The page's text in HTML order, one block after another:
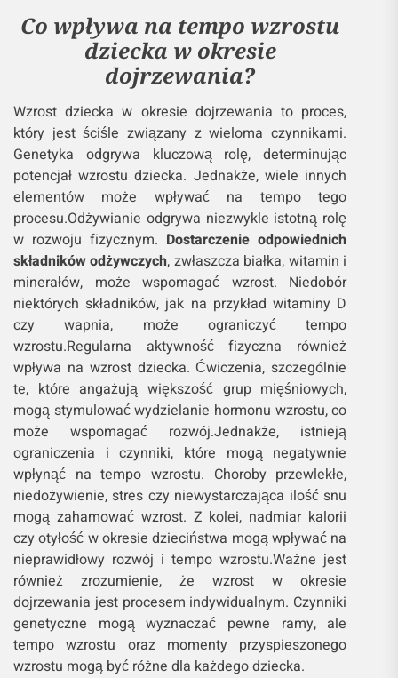
Co wpływa na tempo wzrostu
dziecka w okresie
dojrzewania?
Wzrost dziecka w okresie dojrzewania to proces,
który jest ściśle związany z wieloma czynnikami.
Genetyka odgrywa kluczową rolę, determinując
potencjał wzrostu dziecka. Jednakże, wiele innych
elementów może wpływać na tempo tego
procesu.Odżywianie odgrywa niezwykle istotną rolę
w rozwoju fizycznym. Dostarczenie odpowiednich
składników odżywczych, zwłaszcza białka, witamin i
minerałów, może wspomagać wzrost. Niedobór
niektórych składników, jak na przykład witaminy D
czy wapnia, może ograniczyć tempo
wzrostu.Regularna aktywność fizyczna również
wpływa na wzrost dziecka. Ćwiczenia, szczególnie
te, które angażują większość grup mięśniowych,
mogą stymulować wydzielanie hormonu wzrostu, co
może wspomagać rozwój.Jednakże, istnieją
ograniczenia i czynniki, które mogą negatywnie
wpłynąć na tempo wzrostu. Choroby przewlekłe,
niedożywienie, stres czy niewystarczająca ilość snu
mogą zahamować wzrost. Z kolei, nadmiar kalorii
czy otyłość w okresie dzieciństwa mogą wpływać na
nieprawidłowy rozwój i tempo wzrostu.Ważne jest
również zrozumienie, że wzrost w okresie
dojrzewania jest procesem indywidualnym. Czynniki
genetyczne mogą wyznaczać pewne ramy, ale
tempo wzrostu oraz momenty przyspieszonego
wzrostu mogą być różne dla każdego dziecka.